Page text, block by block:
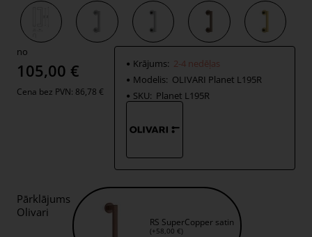
2-4 nedēļas
no
105,00 €
Cena bez PVN: 86,78 €
Krājums: 2-4 nedēļas
Modelis: OLIVARI Planet L195R
SKU: Planet L195R
Pārklājums
Olivari
RS SuperCopper satin
(+58,00 €)